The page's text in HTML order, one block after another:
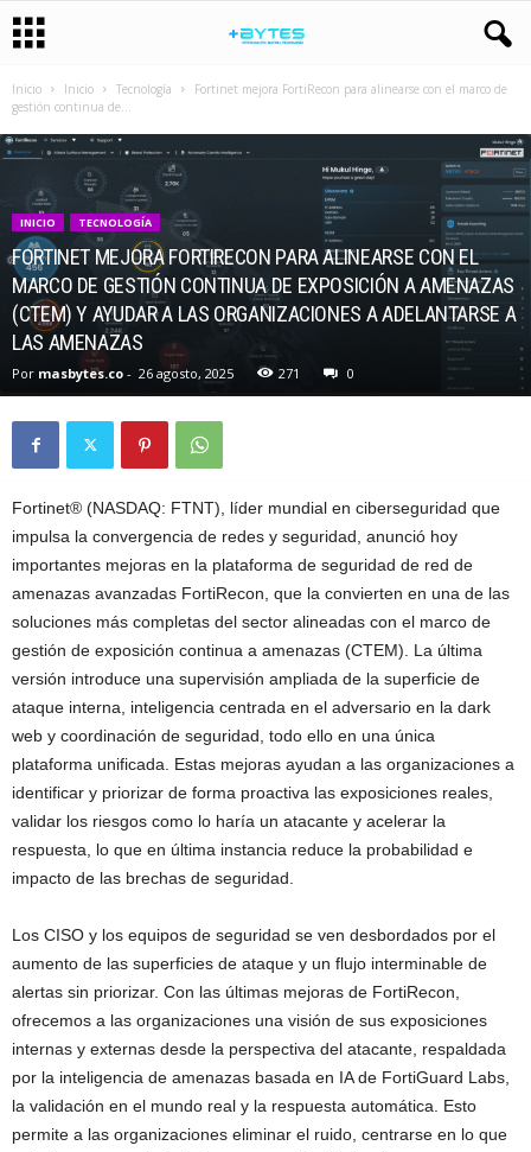
Inicio Inicio Tecnología
Fortinet mejora FortiRecon para alinearse con el marco de
gestión continua de...
INICIO TECNOLOGÍA
FORTINET MEJORA FORTIRECON PARA ALINEARSE CON EL
MARCO DE GESTIÓN CONTINUA DE EXPOSICIÓN A AMENAZAS
(CTEM) Y AYUDAR A LAS ORGANIZACIONES A ADELANTARSE A
LAS AMENAZAS
Por masbytes.co - 26 agosto, 2025 271 0
Fortinet® (NASDAQ: FTNT), líder mundial en ciberseguridad que
impulsa la convergencia de redes y seguridad, anunció hoy
importantes mejoras en la plataforma de seguridad de red de
amenazas avanzadas FortiRecon, que la convierten en una de las
soluciones más completas del sector alineadas con el marco de
gestión de exposición continua a amenazas (CTEM). La última
versión introduce una supervisión ampliada de la superficie de
ataque interna, inteligencia centrada en el adversario en la dark
web y coordinación de seguridad, todo ello en una única
plataforma unificada. Estas mejoras ayudan a las organizaciones a
identificar y priorizar de forma proactiva las exposiciones reales,
validar los riesgos como lo haría un atacante y acelerar la
respuesta, lo que en última instancia reduce la probabilidad e
impacto de las brechas de seguridad.
Los CISO y los equipos de seguridad se ven desbordados por el
aumento de las superficies de ataque y un flujo interminable de
alertas sin priorizar. Con las últimas mejoras de FortiRecon,
ofrecemos a las organizaciones una visión de sus exposiciones
internas y externas desde la perspectiva del atacante, respaldada
por la inteligencia de amenazas basada en IA de FortiGuard Labs,
la validación en el mundo real y la respuesta automática. Esto
permite a las organizaciones eliminar el ruido, centrarse en lo que